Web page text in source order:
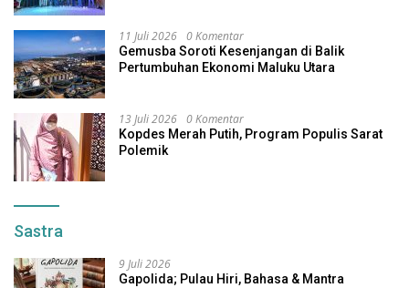
11 Juli 2026 0 Komentar
Gemusba Soroti Kesenjangan di Balik
Pertumbuhan Ekonomi Maluku Utara
13 Juli 2026 0 Komentar
Kopdes Merah Putih, Program Populis Sarat
Polemik
Sastra
9 Juli 2026
Gapolida; Pulau Hiri, Bahasa & Mantra